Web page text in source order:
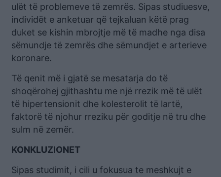
ulët të problemeve të zemrës. Sipas studiuesve,
individët e anketuar që tejkaluan këtë prag
duket se kishin mbrojtje më të madhe nga disa
sëmundje të zemrës dhe sëmundjet e arterieve
koronare.
Të qenit më i gjatë se mesatarja do të
shoqërohej gjithashtu me një rrezik më të ulët
të hipertensionit dhe kolesterolit të lartë,
faktorë të njohur rreziku për goditje në tru dhe
sulm në zemër.
KONKLUZIONET
Sipas studimit, i cili u fokusua te meshkujt e